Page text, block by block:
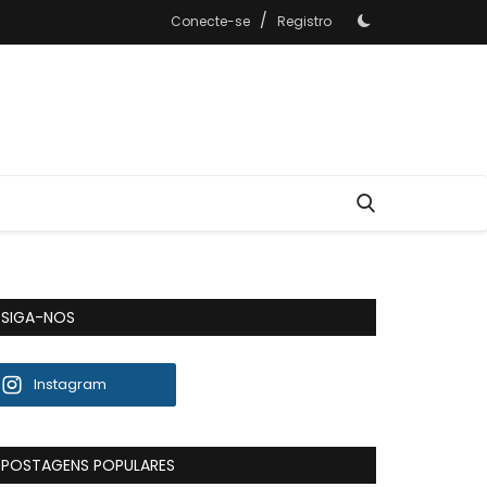
Conecte-se / Registro
SIGA-NOS
Instagram
POSTAGENS POPULARES